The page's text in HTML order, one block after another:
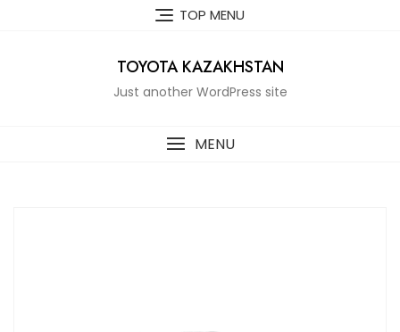
TOP MENU
TOYOTA KAZAKHSTAN
Just another WordPress site
MENU